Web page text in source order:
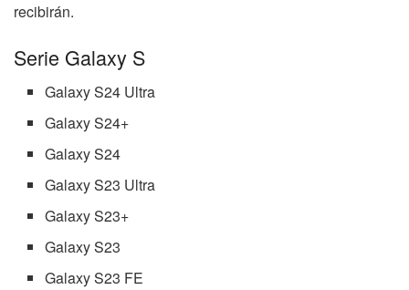
recibirán.
Serie Galaxy S
Galaxy S24 Ultra
Galaxy S24+
Galaxy S24
Galaxy S23 Ultra
Galaxy S23+
Galaxy S23
Galaxy S23 FE